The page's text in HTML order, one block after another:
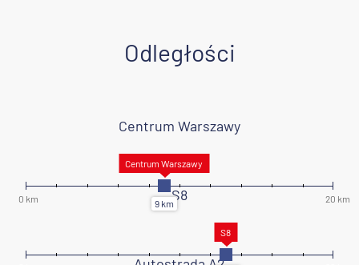
Odległości
Centrum Warszawy
S8